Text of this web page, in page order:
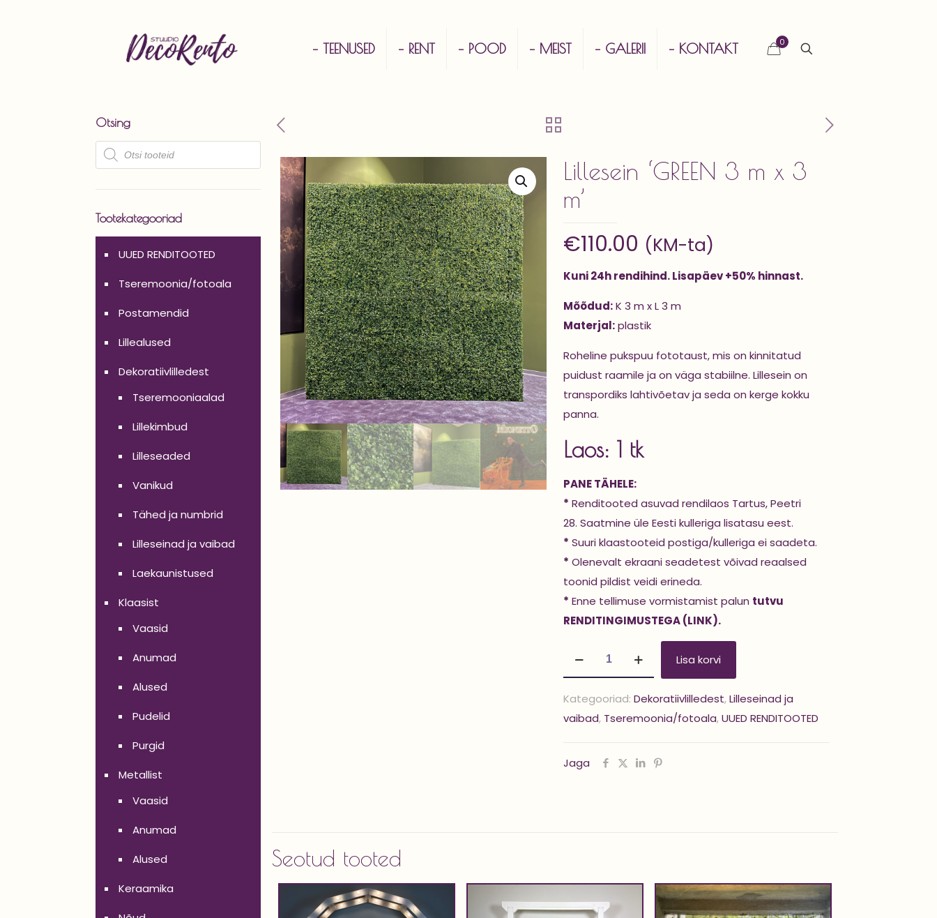
– TEENUSED – RENT – POOD – MEIST – GALERII – KONTAKT 0
Lillesein ‘GREEN 3 m x 3
m’
€110.00 (KM-ta)
Kuni 24h rendihind. Lisapäev +50% hinnast.
Mõõdud:K 3 m x L 3 m
Materjal:plastik
Roheline pukspuu fototaust, mis on kinnitatud
puidust raamile ja on väga stabiilne. Lillesein on
transpordiks lahtivõetav ja seda on kerge kokku
panna.
Laos: 1 tk
PANE TÄHELE:
* Renditooted asuvad rendilaos Tartus, Peetri
28. Saatmine üle Eesti kulleriga lisatasu eest.
* Suuri klaastooteid postiga/kulleriga ei saadeta.
* Olenevalt ekraani seadetest võivad reaalsed
toonid pildist veidi erineda.
* Enne tellimuse vormistamist palun tutvu
RENDITINGIMUSTEGA (LINK).
m'
Lisa korvi
Kategooriad:Dekoratiivlilledest,Lilleseinad ja
vaibad, Tseremoonia/fotoala,UUED RENDITOOTED
Jaga
Seotud tooted
Otsing
Products
search
Tootekategooriad
UUED RENDITOOTED
Tseremoonia/fotoala
Postamendid
Lillealused
Dekoratiivlilledest
Tseremooniaalad
Lillekimbud
Lilleseaded
Vanikud
Tähed ja numbrid
Lilleseinad ja vaibad
Laekaunistused
Klaasist
Vaasid
Anumad
Alused
Pudelid
Purgid
Metallist
Vaasid
Anumad
Alused
Keraamika